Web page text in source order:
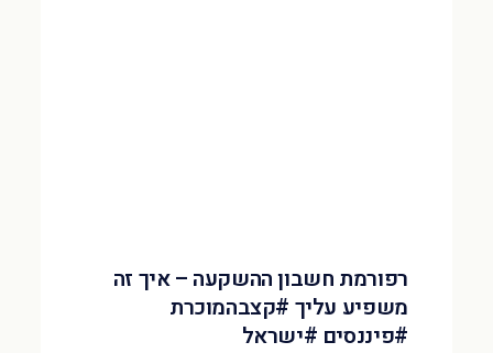
רפורמת חשבון ההשקעה – איך זה
משפיע עליך #קצבהמוכרת
#פיננסים #ישראל